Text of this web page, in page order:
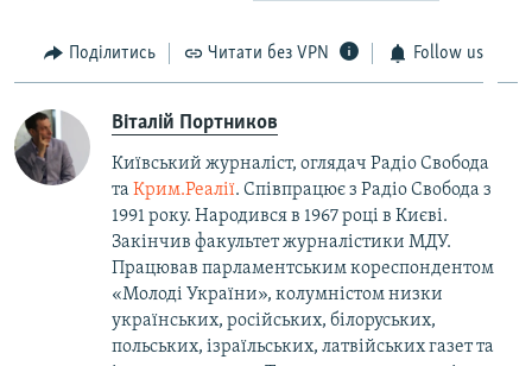
Поділитись Читати без VPN Follow us
Віталій Портников
Київський журналіст, оглядач Радіо Свобода
та Крим.Реалії. Співпрацює з Радіо Свобода з
1991 року. Народився в 1967 році в Києві.
Закінчив факультет журналістики МДУ.
Працював парламентським кореспондентом
«Молоді України», колумністом низки
українських, російських, білоруських,
польських, ізраїльських, латвійських газет та